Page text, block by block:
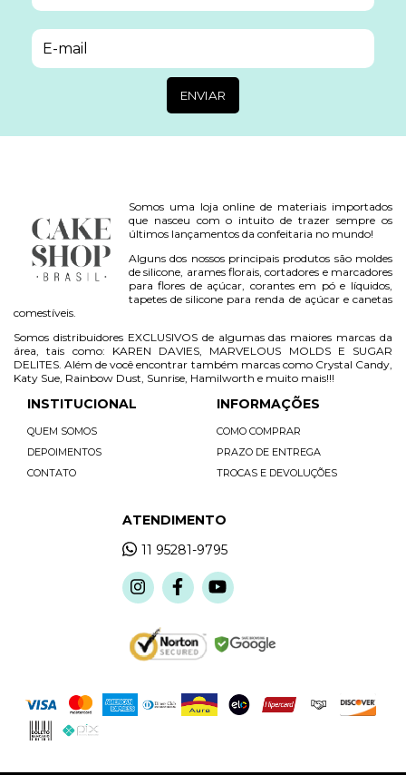
Somos uma loja online de materiais importados
que nasceu com o intuito de trazer sempre os
últimos lançamentos da confeitaria no mundo!
Alguns dos nossos principais produtos são moldes
de silicone, arames florais, cortadores e marcadores
para flores de açúcar, corantes em pó e líquidos,
tapetes de silicone para renda de açúcar e canetas
comestíveis.
Somos distribuidores EXCLUSIVOS de algumas das maiores marcas da
área, tais como: KAREN DAVIES, MARVELOUS MOLDS E SUGAR
DELITES. Além de você encontrar também marcas como Crystal Candy,
Katy Sue, Rainbow Dust, Sunrise, Hamilworth e muito mais!!!
INSTITUCIONAL
QUEM SOMOS
DEPOIMENTOS
CONTATO
INFORMAÇÕES
COMO COMPRAR
PRAZO DE ENTREGA
TROCAS E DEVOLUÇÕES
ATENDIMENTO
11 95281-9795